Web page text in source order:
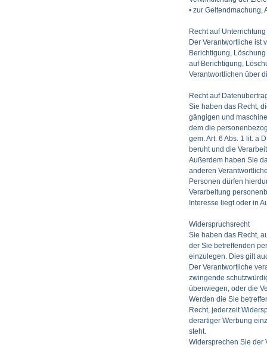
• zur
Recht auf Unterrichtung
Der Verantwortliche ist
Berichtigung,
auf Berichtigung,
Verantwortlichen über
Recht auf
Sie haben das Recht,
gängigen und
dem die
gem. Art. 6 Abs. 1 lit. a
beruht und die
Außerdem haben Sie
anderen
Personen dürfen
Verarbeitung
Interesse liegt oder in
Widerspruchsrecht
Sie haben das Recht,
der Sie betreffenden
einzulegen. Dies gilt
Der Verantwortliche
zwingende
überwiegen, oder die
Werden die Sie
Recht, jederzeit
derartiger Werbung
steht.
Widersprechen Sie der